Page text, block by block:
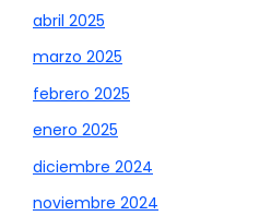
abril 2025
marzo 2025
febrero 2025
enero 2025
diciembre 2024
noviembre 2024